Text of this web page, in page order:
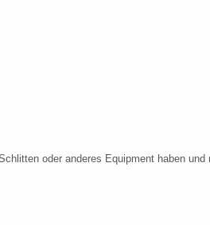
oder anderes Equipment haben und